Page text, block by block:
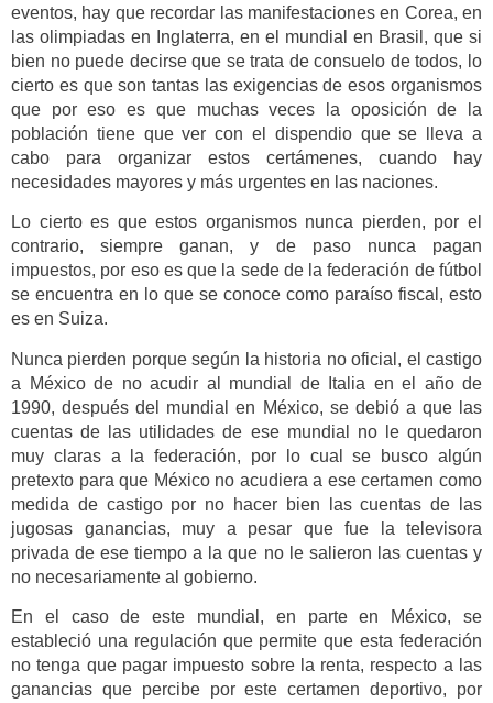
eventos, hay que recordar las manifestaciones en Corea, en
las olimpiadas en Inglaterra, en el mundial en Brasil, que si
bien no puede decirse que se trata de consuelo de todos, lo
cierto es que son tantas las exigencias de esos organismos
que por eso es que muchas veces la oposición de la
población tiene que ver con el dispendio que se lleva a
cabo para organizar estos certámenes, cuando hay
necesidades mayores y más urgentes en las naciones.
Lo cierto es que estos organismos nunca pierden, por el
contrario, siempre ganan, y de paso nunca pagan
impuestos, por eso es que la sede de la federación de fútbol
se encuentra en lo que se conoce como paraíso fiscal, esto
es en Suiza.
Nunca pierden porque según la historia no oficial, el castigo
a México de no acudir al mundial de Italia en el año de
1990, después del mundial en México, se debió a que las
cuentas de las utilidades de ese mundial no le quedaron
muy claras a la federación, por lo cual se busco algún
pretexto para que México no acudiera a ese certamen como
medida de castigo por no hacer bien las cuentas de las
jugosas ganancias, muy a pesar que fue la televisora
privada de ese tiempo a la que no le salieron las cuentas y
no necesariamente al gobierno.
En el caso de este mundial, en parte en México, se
estableció una regulación que permite que esta federación
no tenga que pagar impuesto sobre la renta, respecto a las
ganancias que percibe por este certamen deportivo, por